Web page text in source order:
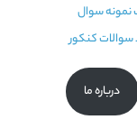
نمونه سوال
سوالات کنکور
درباره ما